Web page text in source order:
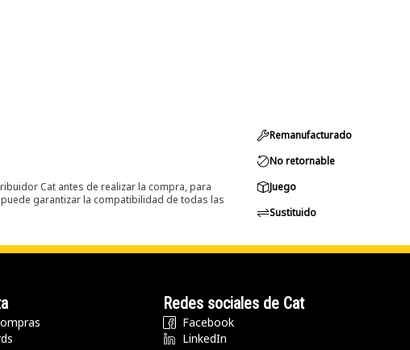
Cat antes de realizar la compra, para
garantizar la compatibilidad de todas las
Remanufacturado
No retornable
Juego
Sustituido
Redes sociales de Cat
Facebook
LinkedIn